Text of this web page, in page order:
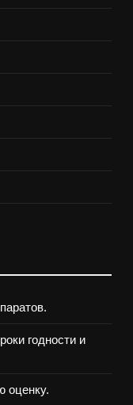
годности и
оценку.